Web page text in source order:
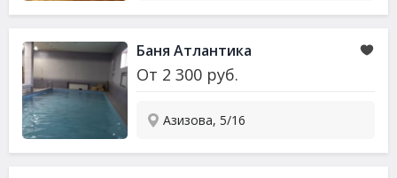
Баня Атлантика
От 2 300 руб.
Азизова, 5/16